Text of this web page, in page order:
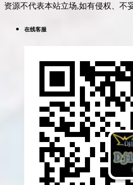
资源不代表本站立场,如有侵权、不
在线客服